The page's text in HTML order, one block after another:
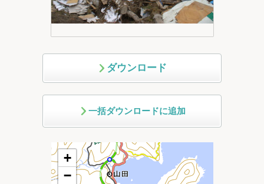
ダウンロード
一括ダウンロードに追加
+
−